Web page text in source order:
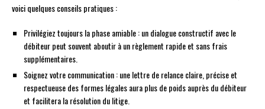
voici quelques conseils pratiques :
Privilégiez toujours la phase amiable : un dialogue constructif avec le
débiteur peut souvent aboutir à un règlement rapide et sans frais
supplémentaires.
Soignez votre communication : une lettre de relance claire, précise et
respectueuse des formes légales aura plus de poids auprès du débiteur
et facilitera la résolution du litige.